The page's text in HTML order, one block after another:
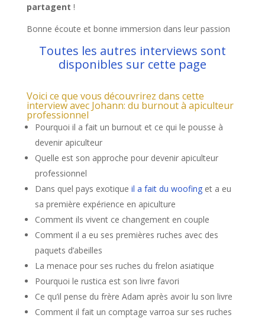
partagent !
Bonne écoute et bonne immersion dans leur passion
Toutes les autres interviews sont
disponibles sur cette page
Voici ce que vous découvrirez dans cette
interview avec Johann: du burnout à apiculteur
professionnel
Pourquoi il a fait un burnout et ce qui le pousse à
devenir apiculteur
Quelle est son approche pour devenir apiculteur
professionnel
Dans quel pays exotique il a fait du woofinget a eu
sa première expérience en apiculture
Comment ils vivent ce changement en couple
Comment il a eu ses premières ruches avec des
paquets d’abeilles
La menace pour ses ruches du frelon asiatique
Pourquoi le rustica est son livre favori
Ce qu’il pense du frère Adam après avoir lu son livre
Comment il fait un comptage varroa sur ses ruches